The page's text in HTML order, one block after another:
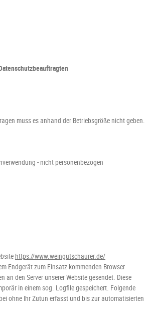
muss es anhand der Betriebsgröße nicht geben.
- nicht personenbezogen
https://www.weingutschaurer.de/
Endgerät zum Einsatz kommenden Browser
an den Server unserer Website gesendet. Diese
in einem sog. Logfile gespeichert. Folgende
ohne Ihr Zutun erfasst und bis zur automatisierten